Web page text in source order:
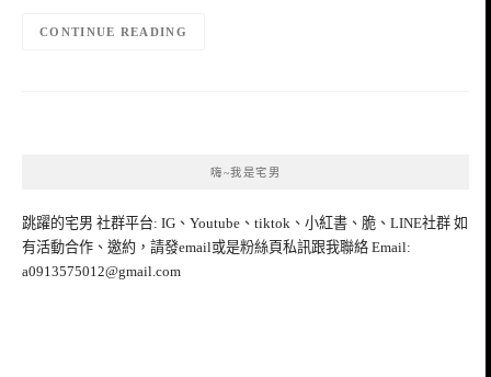
CONTINUE READING
嗨~我是宅男
跳躍的宅男 社群平台: IG、Youtube、tiktok、小紅書、脆、LINE社群 如
有活動合作、邀約，請發email或是粉絲頁私訊跟我聯絡 Email:
a0913575012@gmail.com